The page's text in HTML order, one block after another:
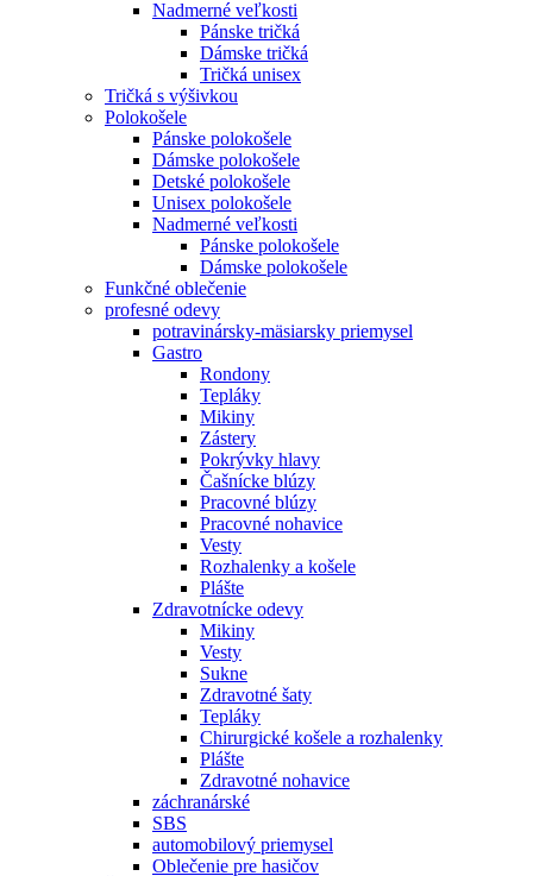
Nadmerné veľkosti
Pánske tričká
Dámske tričká
Tričká unisex
Tričká s výšivkou
Polokošele
Pánske polokošele
Dámske polokošele
Detské polokošele
Unisex polokošele
Nadmerné veľkosti
Pánske polokošele
Dámske polokošele
Funkčné oblečenie
profesné odevy
potravinársky-mäsiarsky priemysel
Gastro
Rondony
Tepláky
Mikiny
Zástery
Pokrývky hlavy
Čašnícke blúzy
Pracovné blúzy
Pracovné nohavice
Vesty
Rozhalenky a košele
Plášte
Zdravotnícke odevy
Mikiny
Vesty
Sukne
Zdravotné šaty
Tepláky
Chirurgické košele a rozhalenky
Plášte
Zdravotné nohavice
záchranárské
SBS
automobilový priemysel
Oblečenie pre hasičov